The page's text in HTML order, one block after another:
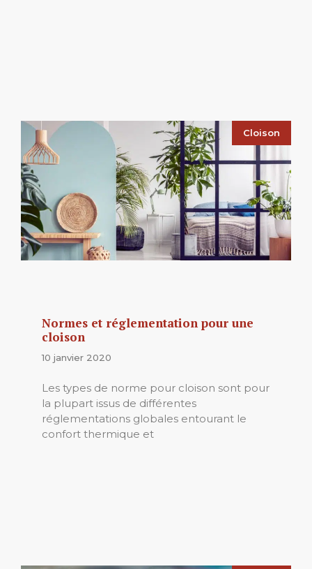
Cloison
Normes et réglementation pour une
cloison
10 janvier 2020
Les types de norme pour cloison sont pour
la plupart issus de différentes
réglementations globales entourant le
confort thermique et